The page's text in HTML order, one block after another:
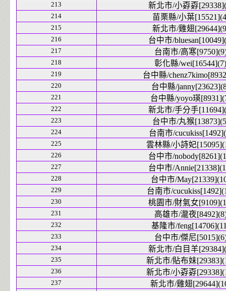
213 新北市/小孬孬
214 苗栗縣/小葉
215 新北市/雞翅
216 台中市/
217 台南市/高寒
218 彰化縣/wei[16544](7)
219 台中縣/
220 台中縣/
221 台中縣/yoyo瑛
222 新北市/手分手
223 台中市/丸猴
224 台南市/
225 雲林縣/小詩妃
226 台中市/
227 台中市/
228 台中市/
229 台南市/
230 桃園市/財氣女
231 高雄市/瀧夜
232 基隆市/
233 台中市/傑尼
234 新北市/白目羊
235 新北市/貼布妹
236 新北市/小孬孬
237 新北市/雞翅